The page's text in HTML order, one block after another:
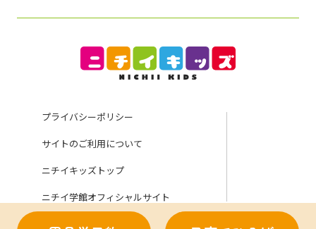
プライバシーポリシー
サイトのご利用について
ニチイキッズトップ
ニチイ学館オフィシャルサイト